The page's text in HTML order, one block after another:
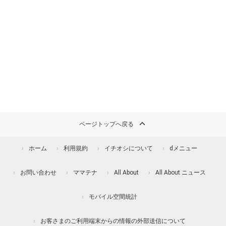
ページトップへ戻る
ホーム 利用規約 イチオシについて dメニュー
お問い合わせ ママテナ All About All About ニュース
モバイル空間統計
お客さまのご利用端末からの情報の外部送信について